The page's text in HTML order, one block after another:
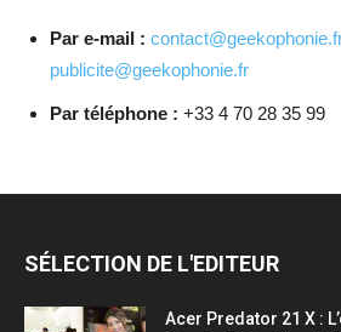
Par e-mail :
publicite@geekophonie.fr
Par téléphone : +33 4 70 28 35 99
SÉLECTION DE L'EDITEUR
Acer Predator 21 X :